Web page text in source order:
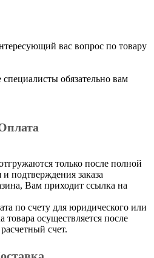
вас вопрос по товару
обязательно вам
только после полной
подтверждения заказа
Вам приходит ссылка на
по счету для юридического или
товара осуществляется после
счет.